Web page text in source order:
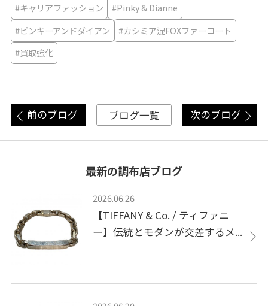
#キャリアファッション
#Pinky & Dianne
#ピンキーアンドダイアン
#カシミア混FOXファーコート
#買取強化
前のブログ ブログ一覧 次のブログ
最新の調布店ブログ
2026.06.26
【TIFFANY & Co. / ティファニ
ー】伝統とモダンが交差するメ...